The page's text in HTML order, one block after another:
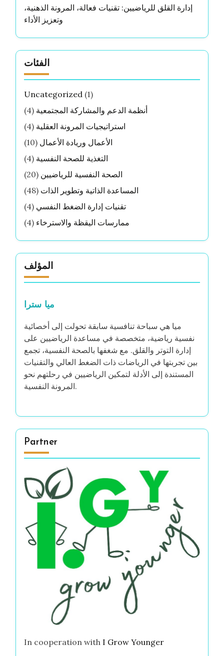
إدارة القلق للرياضيين: تقنيات فعالة، المرونة الذهنية،
وتعزيز الأداء
الفئات
Uncategorized (1)
أنظمة الدعم والمشاركة المجتمعية (4)
استراتيجيات المرونة العقلية (4)
الأعمال وريادة الأعمال (10)
التغذية للصحة النفسية (4)
الصحة النفسية للرياضيين (20)
المساعدة الذاتية وتطوير الذات (48)
تقنيات إدارة الضغط النفسي (4)
ممارسات اليقظة والاسترخاء (4)
المؤلف
ميا سترا
ميا هي سباحة تنافسية سابقة تحولت إلى أخصائية
نفسية رياضية، متخصصة في مساعدة الرياضيين على
إدارة التوتر والقلق. مع شغفها بالصحة النفسية، تجمع
بين تجربتها في الرياضات ذات الضغط العالي والتقنيات
المستندة إلى الأدلة لتمكين الرياضيين في رحلتهم نحو
المرونة النفسية.
Partner
In cooperation with I Grow Younger